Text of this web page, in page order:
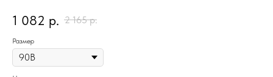
1 082 р. 2 165 р.
Размер